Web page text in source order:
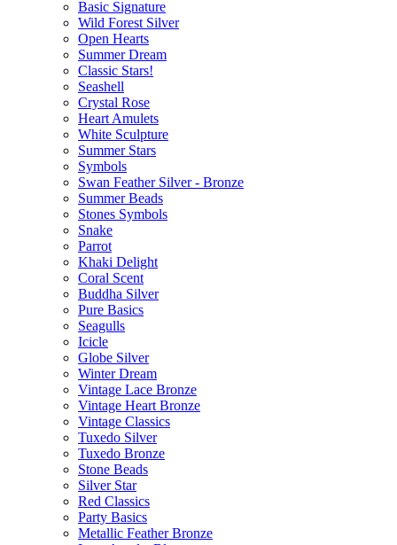
Basic Signature
Wild Forest Silver
Open Hearts
Summer Dream
Classic Stars!
Seashell
Crystal Rose
Heart Amulets
White Sculpture
Summer Stars
Symbols
Swan Feather Silver - Bronze
Summer Beads
Stones Symbols
Snake
Parrot
Khaki Delight
Coral Scent
Buddha Silver
Pure Basics
Seagulls
Icicle
Globe Silver
Winter Dream
Vintage Lace Bronze
Vintage Heart Bronze
Vintage Classics
Tuxedo Silver
Tuxedo Bronze
Stone Beads
Silver Star
Red Classics
Party Basics
Metallic Feather Bronze